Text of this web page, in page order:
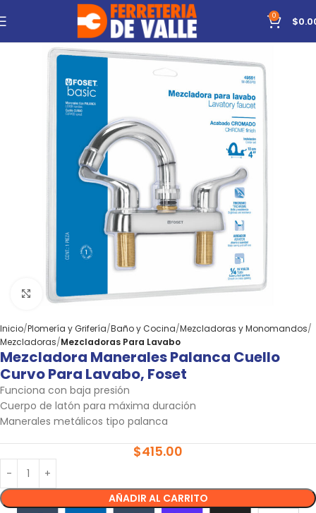
0 $
Click to enlarge
Inicio Plomería y Grifería Baño y Cocina Mezcladoras y Monomandos
Mezcladoras Mezcladoras Para Lavabo
Mezcladora Manerales Palanca Cuello
Curvo Para Lavabo, Foset
Funciona con baja presión
Cuerpo de latón para máxima duración
Manerales metálicos tipo palanca
$415.00
AÑADIR AL CARRITO